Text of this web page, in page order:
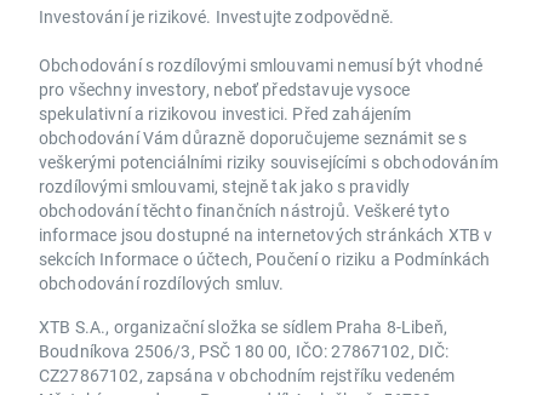
Investování je rizikové. Investujte zodpovědně.
Obchodování s rozdílovými smlouvami nemusí být vhodné
pro všechny investory, neboť představuje vysoce
spekulativní a rizikovou investici. Před zahájením
obchodování Vám důrazně doporučujeme seznámit se s
veškerými potenciálními riziky souvisejícími s obchodováním
rozdílovými smlouvami, stejně tak jako s pravidly
obchodování těchto finančních nástrojů. Veškeré tyto
informace jsou dostupné na internetových stránkách XTB v
sekcích Informace o účtech, Poučení o riziku a Podmínkách
obchodování rozdílových smluv.
XTB S.A., organizační složka se sídlem Praha 8-Libeň,
Boudníkova 2506/3, PSČ 180 00, IČO: 27867102, DIČ:
CZ27867102, zapsána v obchodním rejstříku vedeném